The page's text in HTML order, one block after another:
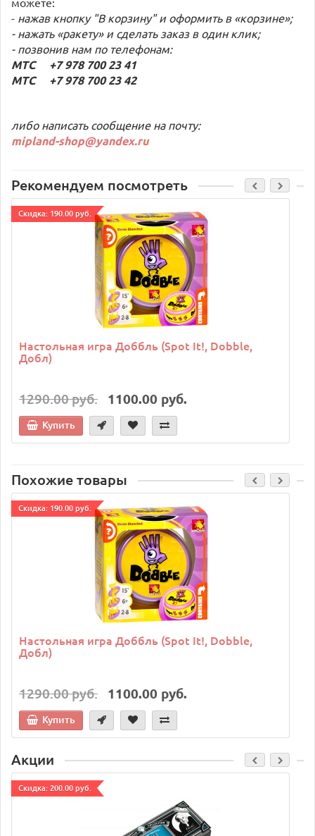
- нажав кнопку "В корзину" и оформить в «корзине»;
- нажать «ракету» и сделать заказ в один клик;
- позвонив нам по телефонам:
МТС +7 978 700 23 41
МТС +7 978 700 23 42
либо написать сообщение на почту:
mipland-shop@yandex.ru
Рекомендуем посмотреть
Cкидка: 190.00 руб.
Настольная игра Доббль (Spot It!, Dobble,
Добл)
1290.00 руб. 1100.00 руб.
Купить
Похожие товары
Cкидка: 190.00 руб.
Настольная игра Доббль (Spot It!, Dobble,
Добл)
1290.00 руб. 1100.00 руб.
Купить
Акции
Cкидка: 200.00 руб.